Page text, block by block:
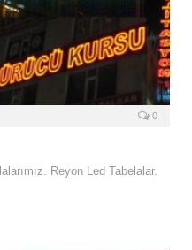
0
Reyon Led Tabelalar.